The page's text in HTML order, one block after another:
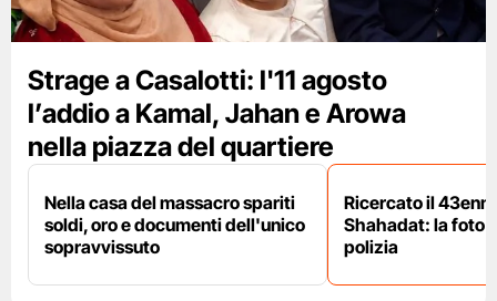
Strage a Casalotti: l'11 agosto
l’addio a Kamal, Jahan e Arowa
nella piazza del quartiere
Nella casa del massacro spariti
soldi, oro e documenti dell'unico
sopravvissuto
Ricercato il
Shahadat: la foto
polizia